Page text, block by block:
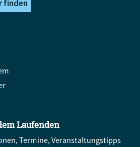
finden
Laufenden
Termine, Veranstaltungstipps